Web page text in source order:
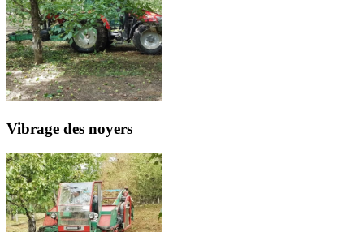
Vibrage des noyers